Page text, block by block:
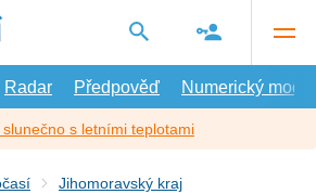
Radar Předpověď Numerický model
slunečno s letními teplotami
Jihomoravský kraj